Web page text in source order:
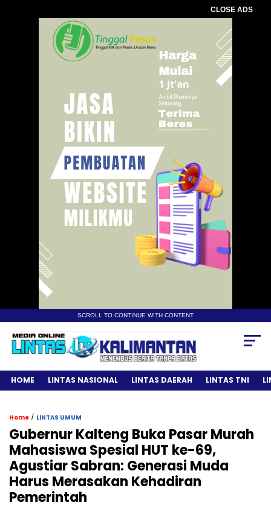
CLOSE ADS
SCROLL TO CONTINUE WITH CONTENT
HOME LINTAS NASIONAL LINTAS DAERAH LINTAS TNI
Home / LINTAS UMUM
Gubernur Kalteng Buka Pasar Murah
Mahasiswa Spesial HUT ke-69,
Agustiar Sabran: Generasi Muda
Harus Merasakan Kehadiran
Pemerintah